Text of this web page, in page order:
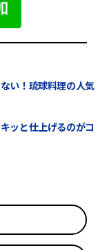
い！琉球料理の人気
ッと仕上げるのがコ